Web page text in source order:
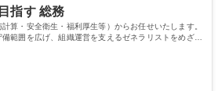
指す 総務
算・安全衛生・福利厚生等）からお任せいたします。
範囲を広げ、組織運営を支えるゼネラリストをめざせ